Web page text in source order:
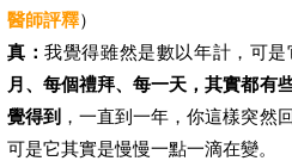
醫師評釋）
真：我覺得雖然是數以年計，可是
月、每個禮拜、每一天，其實都有
覺得到 ，一直到一年，你這樣突然
可是它其實是慢慢一點一滴在變。